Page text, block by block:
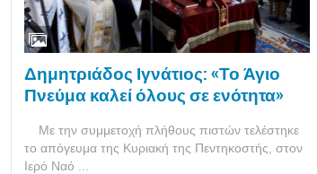
Δημητριάδος Ιγνάτιος: «Το Άγιο
Πνεύμα καλεί όλους σε ενότητα»
Με την συμμετοχή πλήθους πιστών τελέστηκε
το απόγευμα της Κυριακή της Πεντηκοστής, στον
Ιερό Ναό ...